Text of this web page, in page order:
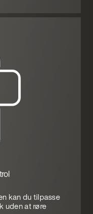
kan du tilpasse
uden at røre